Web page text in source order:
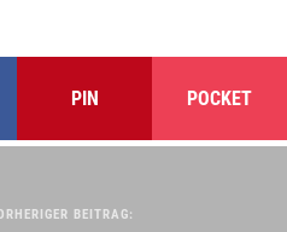
PIN POCKET
BEITRAG: